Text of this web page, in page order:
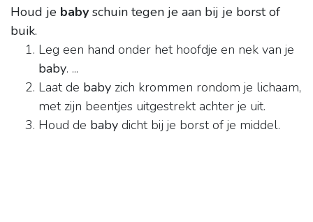
Houd je baby schuin tegen je aan bij je borst of
buik.
Leg een hand onder het hoofdje en nek van je
baby. ...
Laat de baby zich krommen rondom je lichaam,
met zijn beentjes uitgestrekt achter je uit.
Houd de baby dicht bij je borst of je middel.